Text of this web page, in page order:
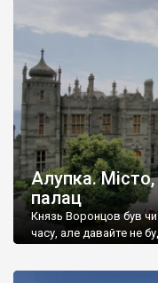
Алупка. Місто,
палац
Князь Воронцов був
часу, але давайте не